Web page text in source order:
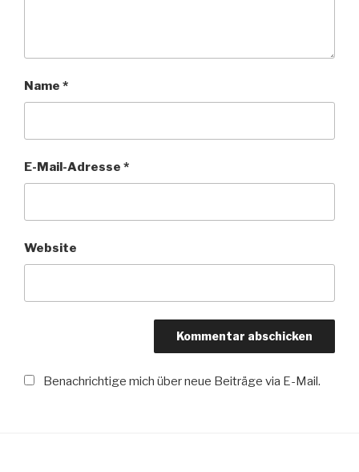
Name *
E-Mail-Adresse *
Website
Benachrichtige mich über neue Beiträge via E-Mail.